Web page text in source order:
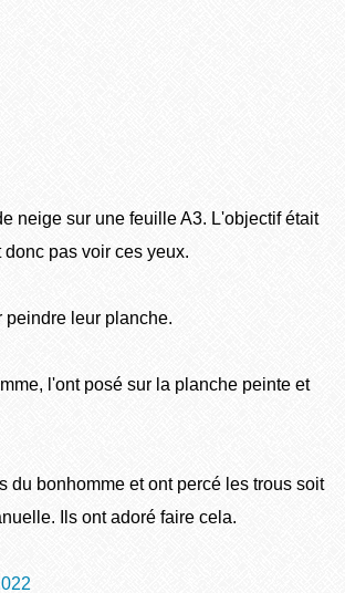
neige sur une feuille A3. L'objectif était
pas voir ces yeux.
peindre leur planche.
l'ont posé sur la planche peinte et
du bonhomme et ont percé les trous soit
Ils ont adoré faire cela.